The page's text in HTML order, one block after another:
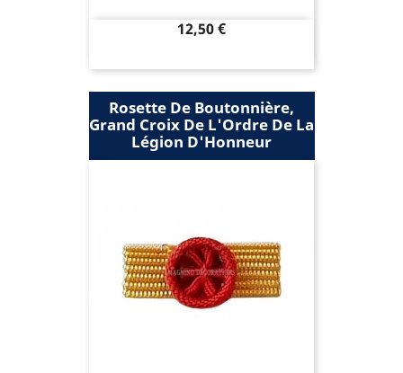
Prix
12,50 €
Rosette De Boutonnière,
Grand Croix De L'Ordre De La
Légion D'Honneur